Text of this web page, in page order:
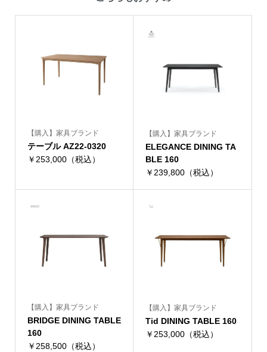
【購入】家具ブランド
テーブル AZ22-0320
￥253,000（税込）
【購入】家具ブランド
ELEGANCE DINING TA
BLE 160
￥239,800（税込）
【購入】家具ブランド
BRIDGE DINING TABLE
160
￥258,500（税込）
【購入】家具ブランド
Tid DINING TABLE 160
￥253,000（税込）